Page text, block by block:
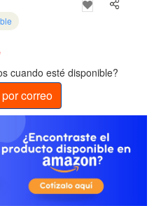
cuando esté disponible?
correo